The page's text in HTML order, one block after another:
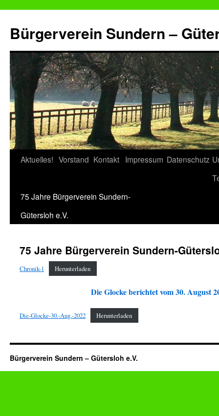
springen
Bürgerverein Sundern –
Aktuelles! Vorstand Kontakt Impressum Datenschutz
75 Jahre Bürgerverein Sundern-
Gütersloh e.V.
75 Jahre Bürgerverein Sundern-
Chronik-1 Herunterladen
Die Glocke berichtet vom 30. August
Die-Glocke-30.-Aug.-2022 Herunterladen
Bürgerverein Sundern – Gütersloh e.V.